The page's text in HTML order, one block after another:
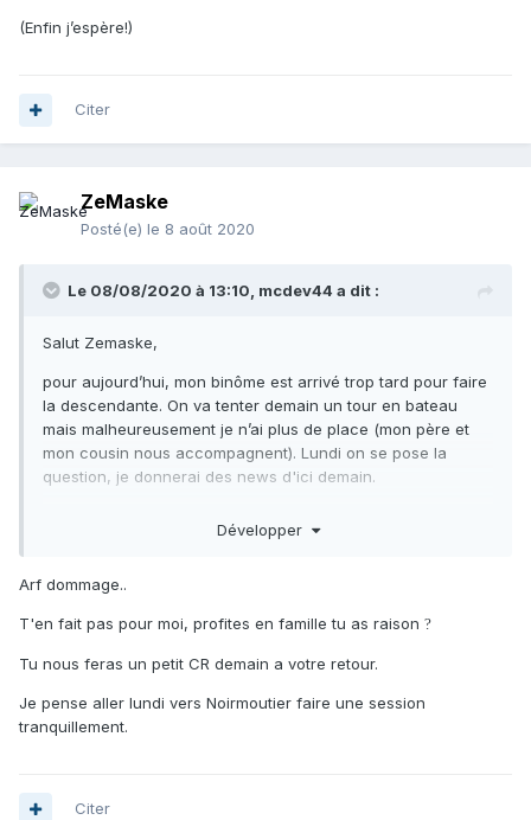
(Enfin j’espère!)
Citer
ZeMaske
Posté(e) le 8 août 2020
Le 08/08/2020 à 13:10, mcdev44 a dit :
Salut Zemaske,
pour aujourd’hui, mon binôme est arrivé trop tard pour faire
la descendante. On va tenter demain un tour en bateau
mais malheureusement je n’ai plus de place (mon père et
mon cousin nous accompagnent). Lundi on se pose la
question, je donnerai des news d'ici demain.
Développer
Arf dommage..
T'en fait pas pour moi, profites en famille tu as raison ?
Tu nous feras un petit CR demain a votre retour.
Je pense aller lundi vers Noirmoutier faire une session
tranquillement.
Citer